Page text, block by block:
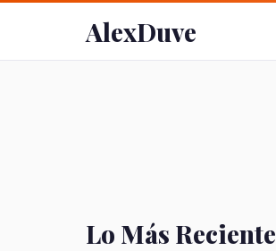
AlexDuve
Lo Más Reciente